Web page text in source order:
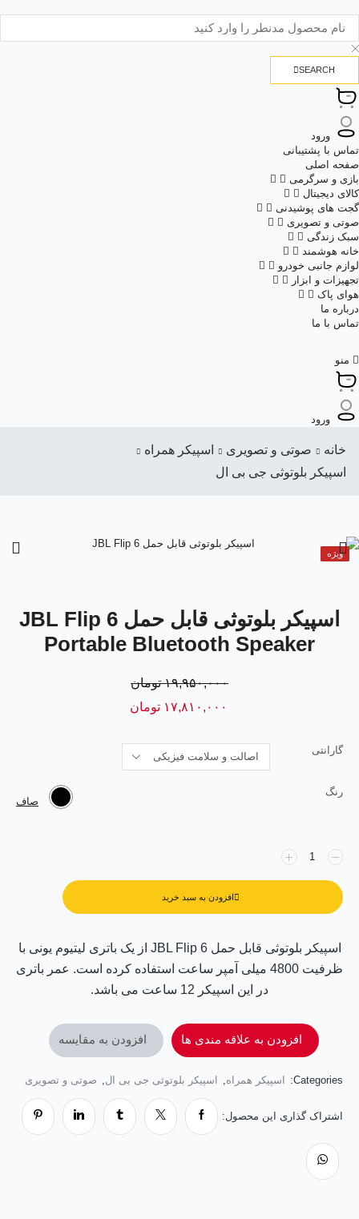
SEARCH
ورود
تماس با پشتیبانی
صفحه اصلی
بازی و سرگرمی
کالای دیجیتال
گجت های پوشیدنی
صوتی و تصویری
سبک زندگی
خانه هوشمند
لوازم جانبی خودرو
تجهیزات و ابزار
هوای پاک
درباره ما
تماس با ما
منو
ورود
خانه صوتی و تصویری
اسپیکر همراه
اسپیکر بلوتوثی جی بی ال
ویژه
اسپیکر بلوتوثی قابل حمل JBL Flip 6
Portable Bluetooth Speaker
۱۹,۹۵۰,۰۰۰ تومان
بود.
۱۷,۸۱۰,۰۰۰ تومان
فعلی:
۱۷,۸۱۰,۰۰۰ تومان.
گارانتی
رنگ
صاف
اسپیکر
بلوتوثی
قابل
حمل
JBL
6
Portable
Bluetooth
افزودن به سبد خرید
اسپیکر بلوتوثی قابل حمل JBL Flip 6 از یک باتری لیتیوم یونی با
ظرفیت 4800 میلی ‌آمپر ساعت استفاده کرده است. عمر باتری
در این اسپیکر 12 ساعت می باشد.
افزودن به علاقه مندی ها افزودن به مقایسه
Categories: اسپیکر همراه اسپیکر بلوتوثی جی بی ال صوتی و تصویری
اشتراک گذاری این محصول: